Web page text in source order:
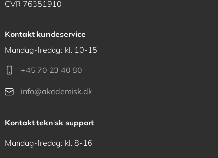
CVR 76351910
Kontakt kundeservice
Mandag-fredag: kl. 10-15
+45 70 23 40 80
info@akademisk.dk
Kontakt teknisk support
Mandag-fredag: kl. 8-16